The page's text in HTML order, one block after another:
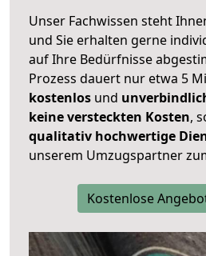
Unser Fachwissen steht
und Sie erhalten gerne
auf Ihre Bedürfnisse
Prozess dauert nur etwa 5
kostenlos und
keine versteckten Kosten,
qualitativ hochwertige
unserem Umzugspartner
Kostenlose